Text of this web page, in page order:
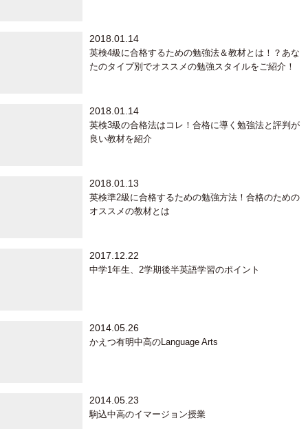
2018.01.14
英検4級に合格するための勉強法＆教材とは！？あな
たのタイプ別でオススメの勉強スタイルをご紹介！
2018.01.14
英検3級の合格法はコレ！合格に導く勉強法と評判が
良い教材を紹介
2018.01.13
英検準2級に合格するための勉強方法！合格のための
オススメの教材とは
2017.12.22
中学1年生、2学期後半英語学習のポイント
2014.05.26
かえつ有明中高のLanguage Arts
2014.05.23
駒込中高のイマージョン授業